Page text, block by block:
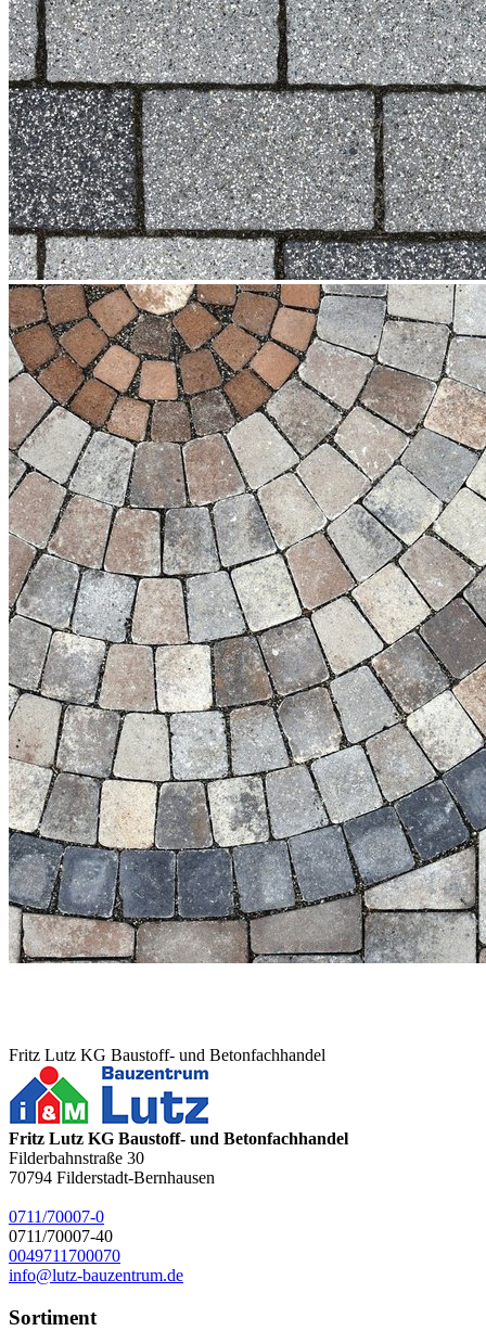
Fritz Lutz KG Baustoff- und Betonfachhandel
Fritz Lutz KG Baustoff- und Betonfachhandel
Filderbahnstraße 30
70794 Filderstadt-Bernhausen
0711/70007-0
0711/70007-40
0049711700070
info@lutz-bauzentrum.de
Sortiment